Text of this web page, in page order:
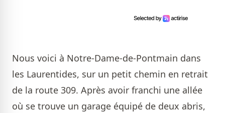
Nous voici à Notre-Dame-de-Pontmain dans
les Laurentides, sur un petit chemin en retrait
de la route 309. Après avoir franchi une allée
où se trouve un garage équipé de deux abris,